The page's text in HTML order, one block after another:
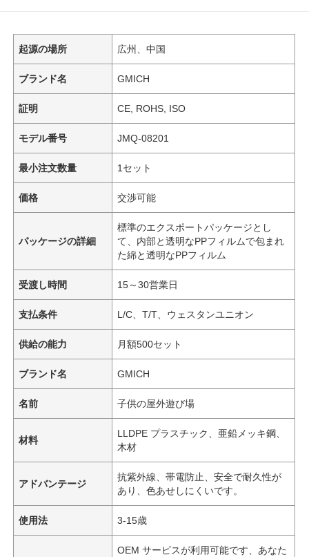
起源の場所 広州、中国
ブランド名 GMICH
証明 CE, ROHS, ISO
モデル番号 JMQ-08201
最小注文数量 1セット
価格 交渉可能
パッケージの詳細
標準のエクスポートパッケージとし
て、内部と透明なPPフィルムで包まれ
た綿と透明なPPフィルム
受渡し時間 15～30営業日
支払条件 L/C、T/T、ウェスタンユニオン
供給の能力 月額500セット
ブランド名 GMICH
名前 子供の屋外遊び場
材料
LLDPE プラスチック、亜鉛メッキ鋼、
木材
アドバンテージ
抗紫外線、帯電防止、安全で耐久性が
あり、色あせしにくいです。
使用法 3-15歳
OEM サービスが利用可能です、あなた